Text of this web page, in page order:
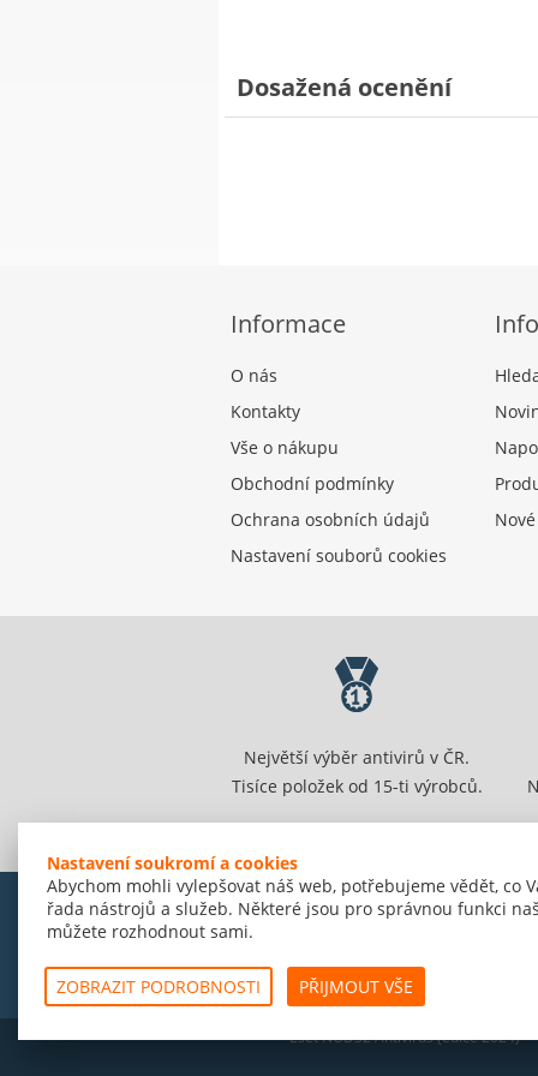
Nastavení soukromí a cookies
Abychom mohli vylepšovat náš web, potřebujeme vědět, co
řada nástrojů a služeb. Některé jsou pro správnou funkci
můžete rozhodnout sami.
ZOBRAZIT PODROBNOSTI PŘIJMOUT VŠE
Dosažená ocenění
Informace
O nás
Kontakty
Vše o nákupu
Obchodní podmínky
Ochrana osobních údajů
Nastavení souborů cookies
Největší výběr antivirů v ČR.
Tisíce položek od 15-ti výrobců.
© Amenit Software Solutions, 1998 - 2026
Eset NOD32 Antivirus (edice 2024)